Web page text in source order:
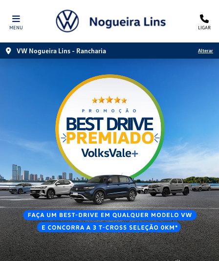
MENU LIGAR
VW Nogueira Lins - Rancharia Alterar